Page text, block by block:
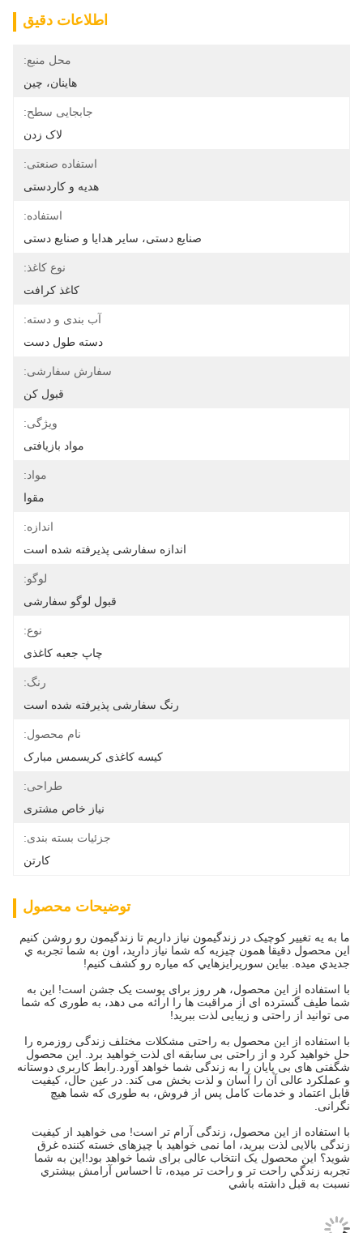
اطلاعات دقیق
محل منبع:
هاینان، چین
جابجایی سطح:
لاک زدن
استفاده صنعتی:
هدیه و کاردستی
استفاده:
صنایع دستی، سایر هدایا و صنایع دستی
نوع کاغذ:
کاغذ کرافت
آب بندی و دسته:
دسته طول دست
سفارش سفارشی:
قبول کن
ویژگی:
مواد بازیافتی
مواد:
مقوا
اندازه:
اندازه سفارشی پذیرفته شده است
لوگو:
قبول لوگو سفارشی
نوع:
چاپ جعبه کاغذی
رنگ:
رنگ سفارشی پذیرفته شده است
نام محصول:
کیسه کاغذی کریسمس مبارک
طراحی:
نیاز خاص مشتری
جزئیات بسته بندی:
کارتن
توضیحات محصول
ما به يه تغيير کوچيک در زندگيمون نياز داريم تا زندگيمون رو روشن کنيم
اين محصول دقیقا همون چيزيه که شما نياز داريد، اون به شما تجربه ي
جديدي ميده. بياين سورپرايزهايي که مياره رو کشف کنيم!
با استفاده از این محصول، هر روز برای پوست یک جشن است! این به
شما طیف گسترده ای از مراقبت ها را ارائه می دهد، به طوری که شما
می توانید از راحتی و زیبایی لذت ببرید!
با استفاده از این محصول به راحتی مشکلات مختلف زندگی روزمره را
حل خواهید کرد و از راحتی بی سابقه ای لذت خواهید برد. این محصول
شگفتی های بی پایان را به زندگی شما خواهد آورد.رابط کاربری دوستانه
و عملکرد عالی آن را آسان و لذت بخش می کند. در عین حال، کیفیت
قابل اعتماد و خدمات کامل پس از فروش، به طوری که شما هیچ
نگرانی.
با استفاده از این محصول، زندگی آرام تر است! می خواهید از کیفیت
زندگی بالایی لذت ببرید، اما نمی خواهید با چیزهای خسته کننده غرق
شوید؟ این محصول یک انتخاب عالی برای شما خواهد بود!اين به شما
تجربه زندگي راحت تر و راحت تر ميده، تا احساس آرامش بيشتري
نسبت به قبل داشته باشي